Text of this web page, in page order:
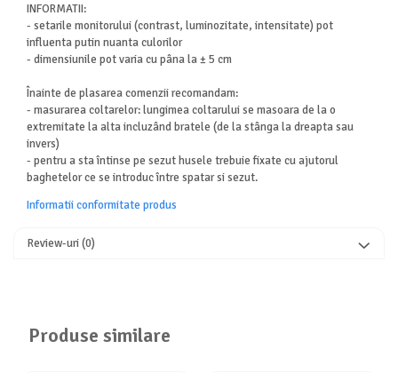
INFORMATII:
- setarile monitorului (contrast, luminozitate, intensitate) pot
influenta putin nuanta culorilor
- dimensiunile pot varia cu pâna la ± 5 cm
Înainte de plasarea comenzii recomandam:
- masurarea coltarelor: lungimea coltarului se masoara de la o
extremitate la alta incluzând bratele (de la stânga la dreapta sau
invers)
- pentru a sta întinse pe sezut husele trebuie fixate cu ajutorul
baghetelor ce se introduc între spatar si sezut.
Informatii conformitate produs
Review-uri(0)
Produse similare